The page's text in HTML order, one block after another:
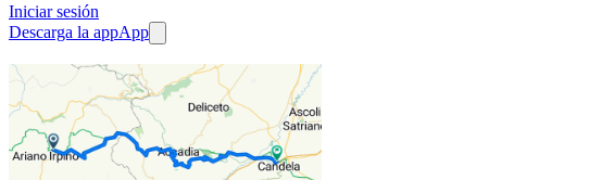
Iniciar sesión
Descarga la appApp